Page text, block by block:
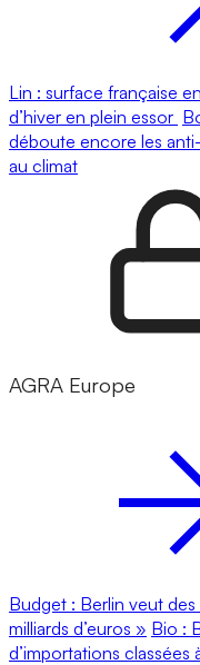
Lin : surface française
d’hiver en plein essor
déboute encore les
au climat
AGRA Europe
Budget : Berlin veut
milliards d’euros » Bio :
d’importations classées